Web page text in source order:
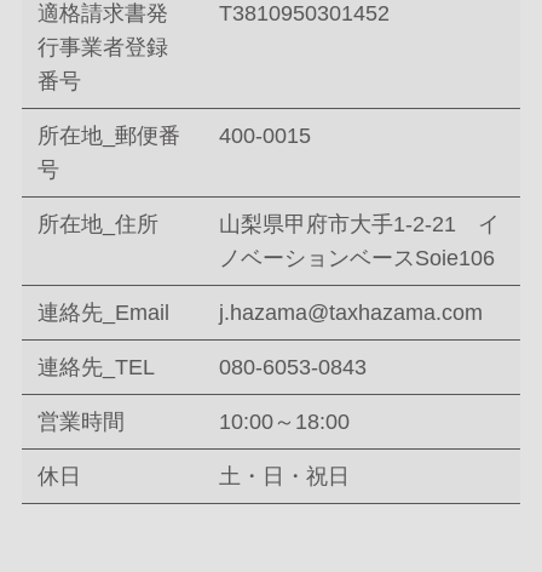
適格請求書発
行事業者登録
番号
T3810950301452
所在地_郵便番
号
400-0015
所在地_住所
山梨県甲府市大手1-2-21 イ
ノベーションベースSoie106
連絡先_Email j.hazama@taxhazama.com
連絡先_TEL 080-6053-0843
営業時間 10:00～18:00
休日 土・日・祝日